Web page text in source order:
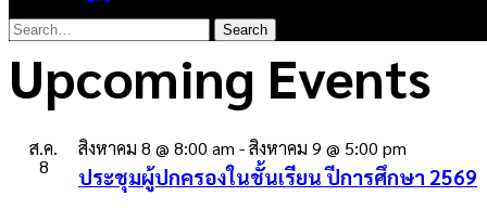
Upcoming Events
ส.ค.
8
สิงหาคม 8 @ 8:00 am -สิงหาคม 9 @ 5:00 pm
ประชุมผู้ปกครองในชั้นเรียน ปีการศึกษา 2569